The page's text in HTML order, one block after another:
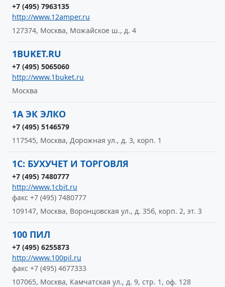
+7 (495) 7963135
http://www.12amper.ru
127374, Москва, Можайское ш., д. 4
1BUKET.RU
+7 (495) 5065060
http://www.1buket.ru
Москва
1А ЭК ЭЛКО
+7 (495) 5146579
117545, Москва, Дорожная ул., д. 3, корп. 1
1С: БУХУЧЕТ И ТОРГОВЛЯ
+7 (495) 7480777
http://www.1cbit.ru
факс +7 (495) 7480777
109147, Москва, Воронцовская ул., д. 35б, корп. 2, эт. 3
100 ПИЛ
+7 (495) 6255873
http://www.100pil.ru
факс +7 (495) 4677333
107065, Москва, Камчатская ул., д. 9, стр. 1, оф. 128